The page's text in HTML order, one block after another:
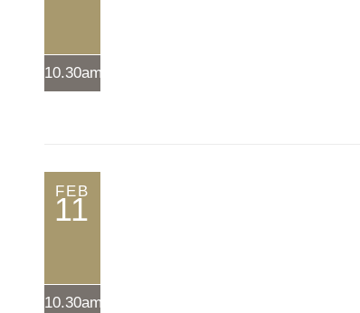
10.30am*
FEB
11
10.30am*